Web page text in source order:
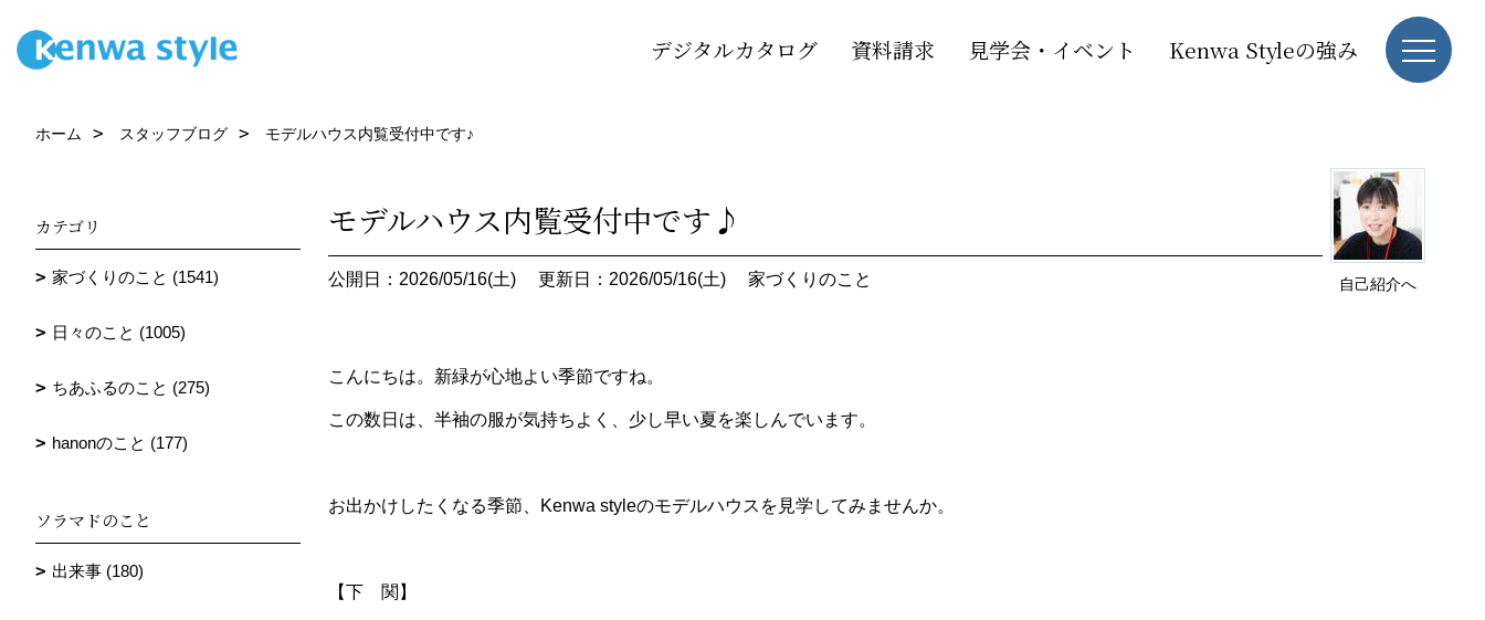
デジタルカタログ 資料請求 見学会・イベント Kenwa Styleの強み
ホーム スタッフブログ モデルハウス内覧受付中です♪
自己紹介へ
モデルハウス内覧受付中です♪
公開日：2026/05/16(土) 更新日：2026/05/16(土) 家づくりのこと
こんにちは。新緑が心地よい季節ですね。
この数日は、半袖の服が気持ちよく、少し早い夏を楽しんでいます。
お出かけしたくなる季節、Kenwa styleのモデルハウスを見学してみませんか。
【下 関】
カテゴリ
家づくりのこと (1541)
日々のこと (1005)
ちあふるのこと (275)
hanonのこと (177)
ソラマドのこと
出来事 (180)